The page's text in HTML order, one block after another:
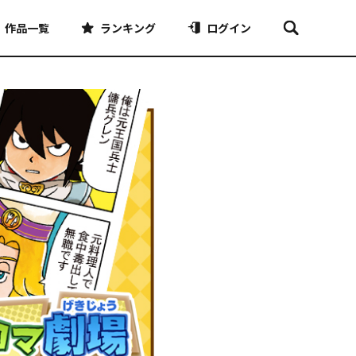
作品一覧 ランキング ログイン